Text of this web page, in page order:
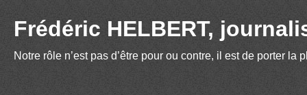
Frédéric HELBERT,
Notre rôle n’est pas d’être pour ou contre, il est de porter